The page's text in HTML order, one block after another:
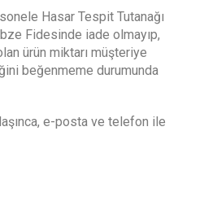
Hasar Tespit Tutanağı
Fidesinde iade olmayıp,
ürün miktarı müşteriye
beğenmeme durumunda
e-posta ve telefon ile